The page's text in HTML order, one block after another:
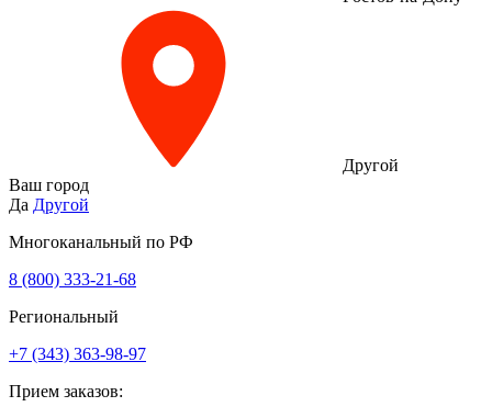
Другой
Ваш город
Да Другой
Многоканальный по РФ
8 (800) 333‑21-68
Региональный
+7 (343) 363-98-97
Прием заказов: